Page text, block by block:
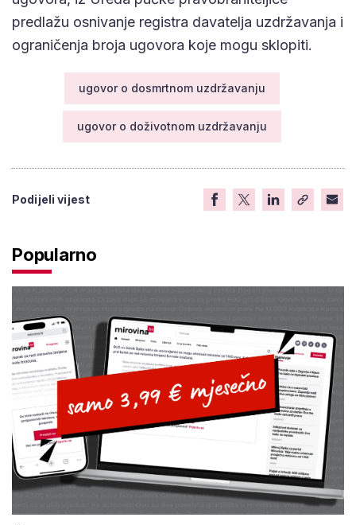
predlažu osnivanje registra davatelja uzdržavanja i
ograničenja broja ugovora koje mogu sklopiti.
ugovor o dosmrtnom uzdržavanju
ugovor o doživotnom uzdržavanju
Podijeli vijest
Popularno